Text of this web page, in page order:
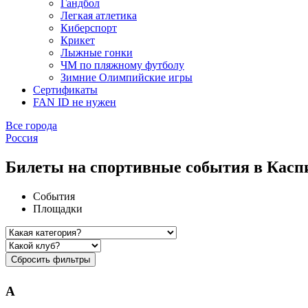
Гандбол
Легкая атлетика
Киберспорт
Крикет
Лыжные гонки
ЧМ по пляжному футболу
Зимние Олимпийские игры
Сертификаты
FAN ID не нужен
Все города
Россия
Билеты на спортивные события в
События
Площадки
Сбросить фильтры
А